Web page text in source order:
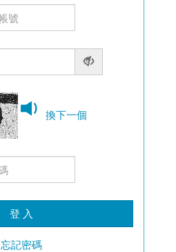
換下一個
登 入
忘記密碼